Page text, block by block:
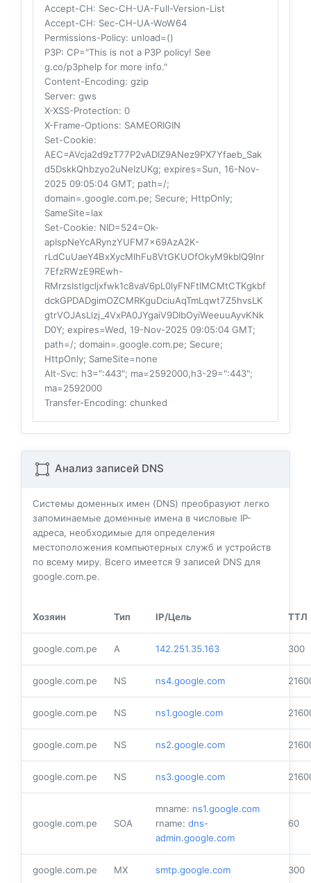
Accept-CH: Sec-CH-UA-Full-Version-List
Accept-CH: Sec-CH-UA-WoW64
Permissions-Policy: unload=()
P3P: CP="This is not a P3P policy! See
g.co/p3phelp for more info."
Content-Encoding: gzip
Server: gws
X-XSS-Protection: 0
X-Frame-Options: SAMEORIGIN
Set-Cookie:
AEC=AVcja2d9zT77P2vADIZ9ANez9PX7Yfaeb_Sak
d5DskkQhbzyo2uNeIzUKg; expires=Sun, 16-Nov-
2025 09:05:04 GMT; path=/;
domain=.google.com.pe; Secure; HttpOnly;
SameSite=lax
Set-Cookie: NID=524=Ok-
apIspNeYcARynzYUFM7x69AzA2K-
rLdCuUaeY4BxXycMIhFu8VtGKUOfOkyM9kblQ9Inr
7EfzRWzE9REwh-
RMrzsIstlgcljxfwk1c8vaV6pL0lyFNFtlMCMtCTKgkbf
dckGPDADgimOZCMRKguDciuAqTmLqwt7Z5hvsLK
gtrVOJAsLlzj_4VxPA0JYgaiV9DIbOyiWeeuuAyvKNk
D0Y; expires=Wed, 19-Nov-2025 09:05:04 GMT;
path=/; domain=.google.com.pe; Secure;
HttpOnly; SameSite=none
Alt-Svc: h3=":443"; ma=2592000,h3-29=":443";
ma=2592000
Transfer-Encoding: chunked
Анализ записей DNS
Системы доменных имен (DNS) преобразуют легко
запоминаемые доменные имена в числовые IP-
адреса, необходимые для определения
местоположения компьютерных служб и устройств
по всему миру. Всего имеется 9 записей DNS для
google.com.pe.
Хозяин Тип IP/Цель ТТЛ
google.com.pe A 142.251.35.163 300
google.com.pe NS ns4.google.com
google.com.pe NS ns1.google.com
google.com.pe NS ns2.google.com
google.com.pe NS ns3.google.com
google.com.pe SOA
mname: ns1.google.com
rname: dns-
admin.google.com
60
google.com.pe MX smtp.google.com 300